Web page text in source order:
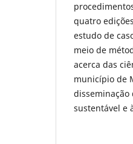
quatro
estudo de
meio de
acerca das
município de
disseminação
sustentável e